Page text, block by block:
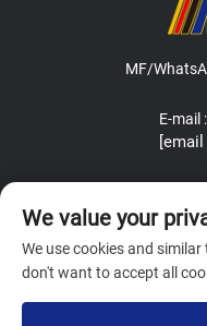
MF/
E-mail :
We value your
We use cookies and
don't want to accept all